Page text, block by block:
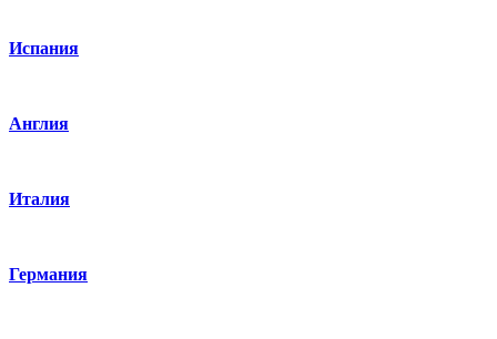
Испания
Англия
Италия
Германия